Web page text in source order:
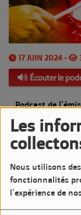
Les
Nous utilisons
fonctionnalités
l'expérience de
17 JUIN 2024 -
Écouter le
Podcast de
Diffusée le